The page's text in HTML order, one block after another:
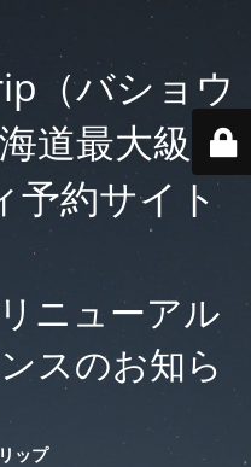
（バショウ
道最大級の
予約サイト
ニューアル
スのお知ら
ップ